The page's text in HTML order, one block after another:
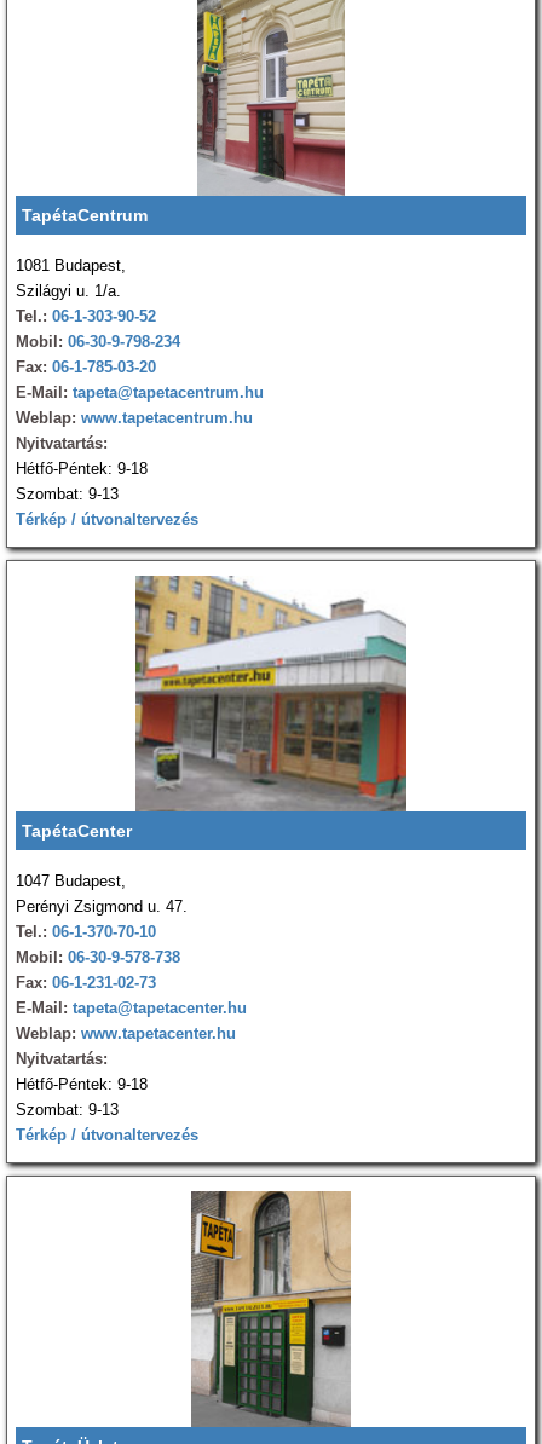
TapétaCentrum
1081 Budapest,
Szilágyi u. 1/a.
Tel.: 06-1-303-90-52
Mobil: 06-30-9-798-234
Fax: 06-1-785-03-20
E-Mail: tapeta@tapetacentrum.hu
Weblap: www.tapetacentrum.hu
Nyitvatartás:
Hétfő-Péntek: 9-18
Szombat: 9-13
Térkép / útvonaltervezés
TapétaCenter
1047 Budapest,
Perényi Zsigmond u. 47.
Tel.: 06-1-370-70-10
Mobil: 06-30-9-578-738
Fax: 06-1-231-02-73
E-Mail: tapeta@tapetacenter.hu
Weblap: www.tapetacenter.hu
Nyitvatartás:
Hétfő-Péntek: 9-18
Szombat: 9-13
Térkép / útvonaltervezés